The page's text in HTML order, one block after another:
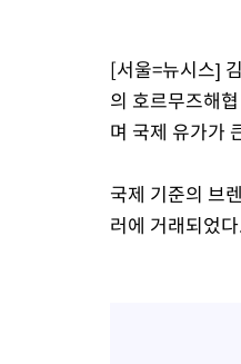
[서울=뉴시스]
의 호르무즈해
며 국제 유가가
국제 기준의 브
러에 거래되었